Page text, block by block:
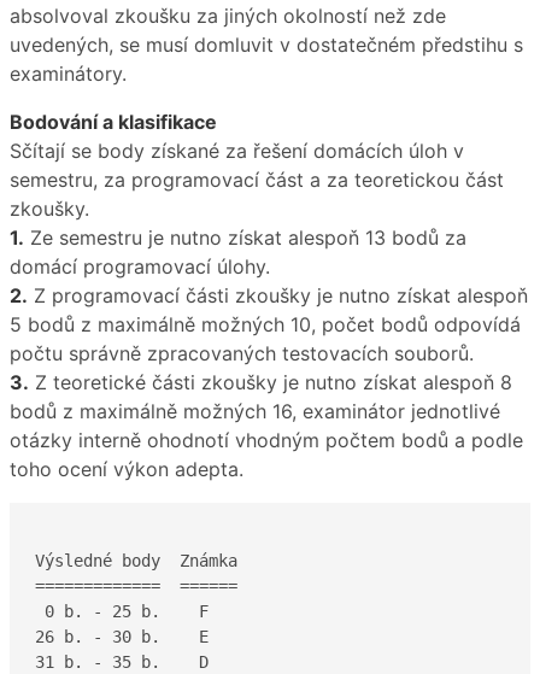
absolvoval zkoušku za jiných okolností než zde
uvedených, se musí domluvit v dostatečném předstihu s
examinátory.
Bodování a klasifikace
Sčítají se body získané za řešení domácích úloh v
semestru, za programovací část a za teoretickou část
zkoušky.
1. Ze semestru je nutno získat alespoň 13 bodů za
domácí programovací úlohy.
2. Z programovací části zkoušky je nutno získat alespoň
5 bodů z maximálně možných 10, počet bodů odpovídá
počtu správně zpracovaných testovacích souborů.
3. Z teoretické části zkoušky je nutno získat alespoň 8
bodů z maximálně možných 16, examinátor jednotlivé
otázky interně ohodnotí vhodným počtem bodů a podle
toho ocení výkon adepta.
Výsledné body  Známka
=============  ======
0 b. - 25 b.    F
26 b. - 30 b.    E
31 b. - 35 b.    D